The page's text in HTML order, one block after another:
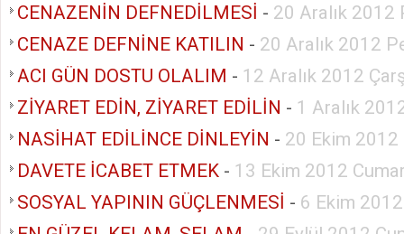
CENAZENİN DEFNEDİLMESİ - 20 Aralık 2012
CENAZE DEFNİNE KATILIN - 20 Aralık 2012
ACI GÜN DOSTU OLALIM - 12 Aralık 2012
ZİYARET EDİN, ZİYARET EDİLİN - 1 Aralık
NASİHAT EDİLİNCE DİNLEYİN - 20 Ekim
DAVETE İCABET ETMEK - 13 Ekim 2012
SOSYAL YAPININ GÜÇLENMESİ - 6 Ekim